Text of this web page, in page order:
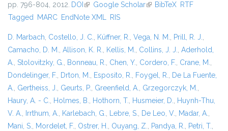
pp. 796-804, 2012. DOI (link is external)
Google Scholar(link is external)
BibTeX RTF
Tagged MARC EndNote XML RIS
D. Marbach, Costello, J. C., Küffner, R., Vega, N. M., Prill, R. J.,
Camacho, D. M., Allison, K. R., Kellis, M., Collins, J. J., Aderhold,
A., Stolovitzky, G., Bonneau, R., Chen, Y., Cordero, F., Crane, M.,
Dondelinger, F., Drton, M., Esposito, R., Foygel, R., De La Fuente,
A., Gertheiss, J., Geurts, P., Greenfield, A., Grzegorczyk, M.,
Haury, A. - C., Holmes, B., Hothorn, T., Husmeier, D., Huynh-Thu,
V. A., Irrthum, A., Karlebach, G., Lebre, S., De Leo, V., Madar, A.,
Mani, S., Mordelet, F., Ostrer, H., Ouyang, Z., Pandya, R., Petri, T.,